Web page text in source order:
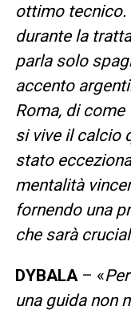
ottimo tecnico.
durante la
parla solo
accento
Roma, di come
si vive il calcio
stato
mentalità
fornendo una
che sarà
DYBALA– «
una guida non